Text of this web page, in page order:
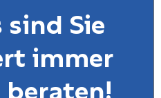
Sie
immer